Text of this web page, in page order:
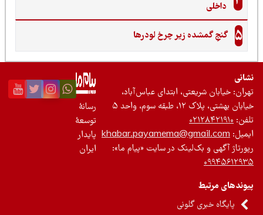
داخلی
گنجِ گمشده زیر چرخ لودرها
خیابان شریعتی، ابتدای عباس‌آباد،
بهشتی، پلاک ۱۲، طبقه سوم، واحد ۵
۰۲۱۲۸۴۲۱۹۱۰
khabar.payamema@gmail.com
آگهی و بک‌لینک در سایت «پیام ما»:
مرتبط
پایگاه خبری گلونی
رسانۀ
توسعۀ
پایدار
ایران